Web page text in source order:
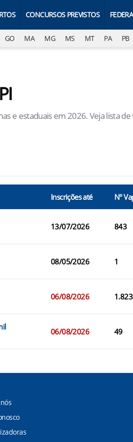
CONCURSOS PREVISTOS
GO MA MG MS MT PA PB
e estaduais em 2026. Veja lista
Inscrições até N°
13/07/2026 843
08/05/2026 1
06/08/2026 1.823
06/08/2026 49